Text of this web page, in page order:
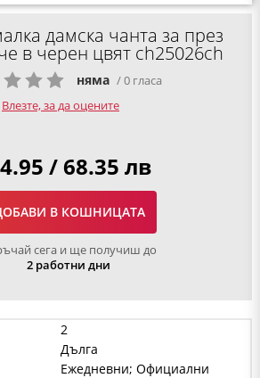
дамска чанта за през
в черен цвят ch25026ch
няма / 0 гласа
Влезте, за да оцените
/ 68.35 лв
В КОШНИЦАТА
сега и ще получиш до
2 работни дни
2
Дълга
Ежедневни; Официални